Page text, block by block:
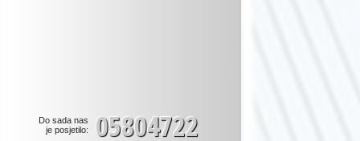
Do sada nas
je posjetilo:
05804722